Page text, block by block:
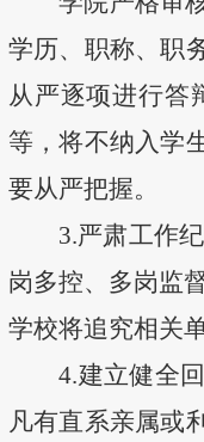
学历、职称、职
从严逐项进行答
等，将不纳入学
要从严把握。
3.严肃工作
岗多控、多岗监
学校将追究相关
4.建立健全
凡有直系亲属或